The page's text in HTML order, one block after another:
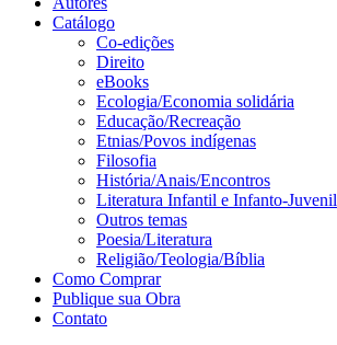
Catálogo
Co-edições
Direito
eBooks
Ecologia/Economia solidária
Educação/Recreação
Etnias/Povos indígenas
Filosofia
História/Anais/Encontros
Literatura Infantil e Infanto-Juvenil
Outros temas
Poesia/Literatura
Religião/Teologia/Bíblia
Como Comprar
Publique sua Obra
Contato